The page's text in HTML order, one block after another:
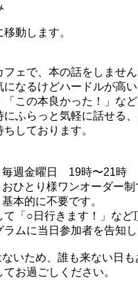
動します。
フェで、本の話をしません
になるけどハードルが高
「この本良かった！」な
ふらっと気軽に話せる
しております。
週金曜日 19時〜21時
ひとり様ワンオーダー制
本的に不要です。
て「○日行きます！」など
ムに当日参加者を告知し
いため、誰も来ない日
お過ごしください。